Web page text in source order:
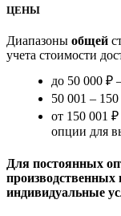
ЦЕНЫ
Диапазоны общей
учета стоимости
до 50 000 ₽
50 001 –
от 150 001
опции для
Для постоянных
индивидуальные